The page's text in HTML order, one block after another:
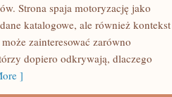
Strona spaja motoryzację jako
katalogowe, ale również kontekst
zainteresować zarówno
dopiero odkrywają, dlaczego
]